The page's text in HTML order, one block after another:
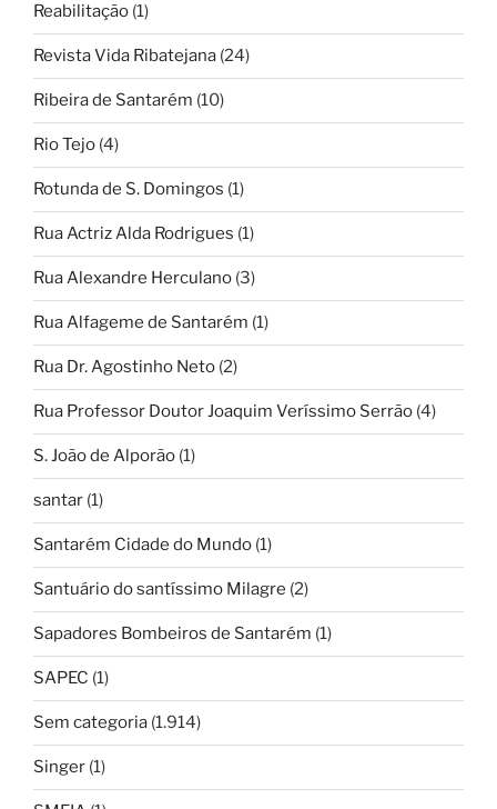
Reabilitação (1)
Revista Vida Ribatejana (24)
Ribeira de Santarém (10)
Rio Tejo (4)
Rotunda de S. Domingos (1)
Rua Actriz Alda Rodrigues (1)
Rua Alexandre Herculano (3)
Rua Alfageme de Santarém (1)
Rua Dr. Agostinho Neto (2)
Rua Professor Doutor Joaquim Veríssimo Serrão (4)
S. João de Alporão (1)
santar (1)
Santarém Cidade do Mundo (1)
Santuário do santíssimo Milagre (2)
Sapadores Bombeiros de Santarém (1)
SAPEC (1)
Sem categoria (1.914)
Singer (1)